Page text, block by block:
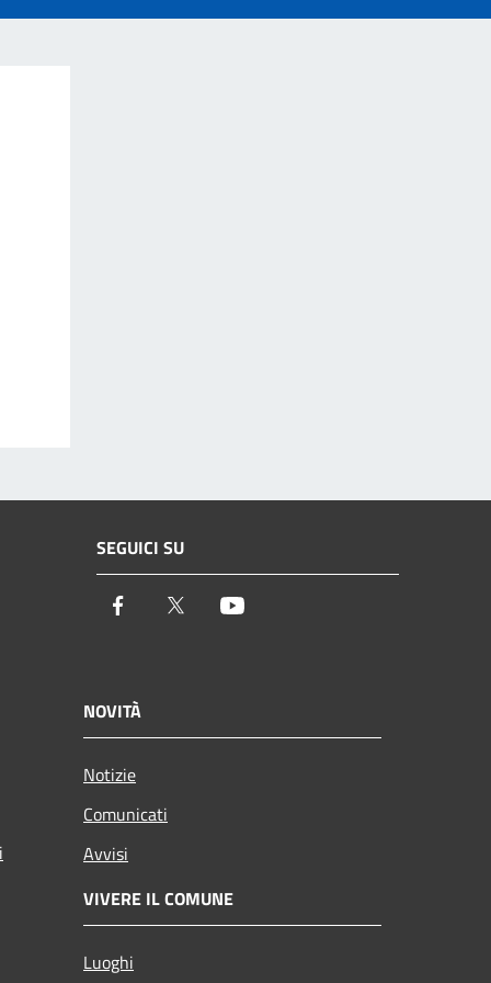
SEGUICI SU
Facebook Twitter
NOVITÀ
Notizie
Comunicati
Avvisi
VIVERE IL COMUNE
Luoghi